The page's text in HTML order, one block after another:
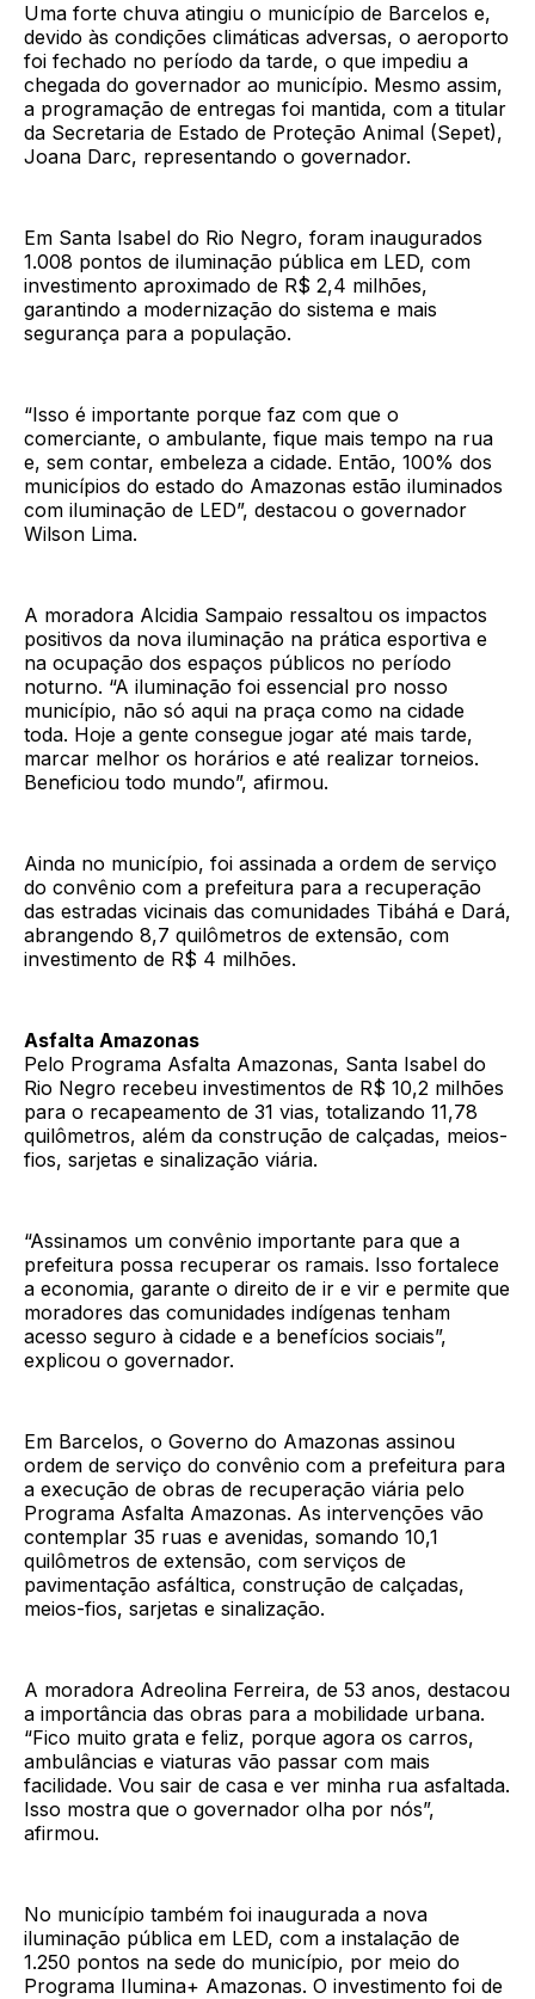
Uma forte chuva atingiu o município de Barcelos e,
devido às condições climáticas adversas, o aeroporto
foi fechado no período da tarde, o que impediu a
chegada do governador ao município. Mesmo assim,
a programação de entregas foi mantida, com a titular
da Secretaria de Estado de Proteção Animal (Sepet),
Joana Darc, representando o governador.
Em Santa Isabel do Rio Negro, foram inaugurados
1.008 pontos de iluminação pública em LED, com
investimento aproximado de R$ 2,4 milhões,
garantindo a modernização do sistema e mais
segurança para a população.
“Isso é importante porque faz com que o
comerciante, o ambulante, fique mais tempo na rua
e, sem contar, embeleza a cidade. Então, 100% dos
municípios do estado do Amazonas estão iluminados
com iluminação de LED”, destacou o governador
Wilson Lima.
A moradora Alcidia Sampaio ressaltou os impactos
positivos da nova iluminação na prática esportiva e
na ocupação dos espaços públicos no período
noturno. “A iluminação foi essencial pro nosso
município, não só aqui na praça como na cidade
toda. Hoje a gente consegue jogar até mais tarde,
marcar melhor os horários e até realizar torneios.
Beneficiou todo mundo”, afirmou.
Ainda no município, foi assinada a ordem de serviço
do convênio com a prefeitura para a recuperação
das estradas vicinais das comunidades Tibáhá e Dará,
abrangendo 8,7 quilômetros de extensão, com
investimento de R$ 4 milhões.
Asfalta Amazonas
Pelo Programa Asfalta Amazonas, Santa Isabel do
Rio Negro recebeu investimentos de R$ 10,2 milhões
para o recapeamento de 31 vias, totalizando 11,78
quilômetros, além da construção de calçadas, meios-
fios, sarjetas e sinalização viária.
“Assinamos um convênio importante para que a
prefeitura possa recuperar os ramais. Isso fortalece
a economia, garante o direito de ir e vir e permite que
moradores das comunidades indígenas tenham
acesso seguro à cidade e a benefícios sociais”,
explicou o governador.
Em Barcelos, o Governo do Amazonas assinou
ordem de serviço do convênio com a prefeitura para
a execução de obras de recuperação viária pelo
Programa Asfalta Amazonas. As intervenções vão
contemplar 35 ruas e avenidas, somando 10,1
quilômetros de extensão, com serviços de
pavimentação asfáltica, construção de calçadas,
meios-fios, sarjetas e sinalização.
A moradora Adreolina Ferreira, de 53 anos, destacou
a importância das obras para a mobilidade urbana.
“Fico muito grata e feliz, porque agora os carros,
ambulâncias e viaturas vão passar com mais
facilidade. Vou sair de casa e ver minha rua asfaltada.
Isso mostra que o governador olha por nós”,
afirmou.
No município também foi inaugurada a nova
iluminação pública em LED, com a instalação de
1.250 pontos na sede do município, por meio do
Programa Ilumina+ Amazonas. O investimento foi de